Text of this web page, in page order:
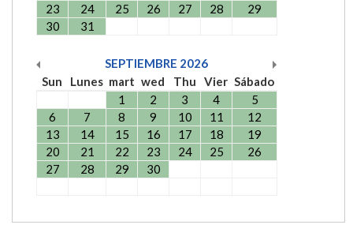
23
24 25 26 27 28
29
30
31
SEPTIEMBRE 2026
Sun
Lunes mart wed Thu Vier Sábado
1
2 3 4
5
6
7 8 9 10 11
12
13
14 15 16 17 18
19
20
21 22 23 24 25
26
27
28 29 30